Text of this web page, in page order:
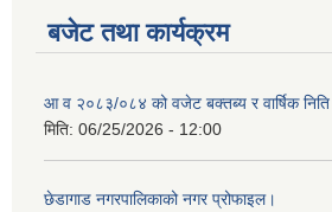
बजेट तथा कार्यक्रम
आ व २०८३/०८४ को वजेट बक्तब्य र वार्षिक निति
मिति: 06/25/2026 - 12:00
छेडागाड नगरपालिकाको नगर प्रोफाइल।